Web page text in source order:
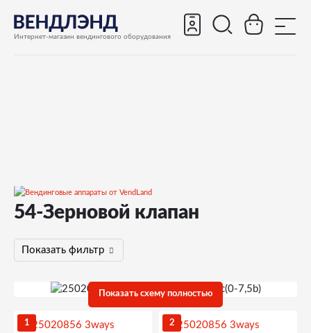
Интернет-магазин вендингового оборудования
Запчасти
Запчасти для вендинговых автоматов
Запчасти и деталировки для Bianchi BVM952
54-Зерновой клапан
54-Зерновой клапан
Показать фильтр
Показать схему полностью
1 2